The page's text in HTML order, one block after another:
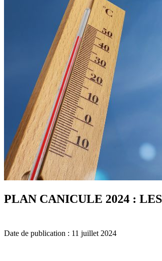
PLAN CANICULE 2024 :
Date de publication : 11 juillet 2024